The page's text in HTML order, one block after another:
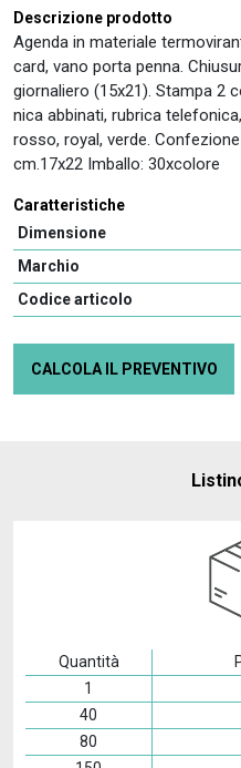
Descrizione prodotto
Agenda in materiale
card, vano porta penna.
giornaliero (15x21). Stampa 2
nica abbinati, rubrica
rosso, royal, verde.
cm.17x22 Imballo: 30xcolore
Caratteristiche
Dimensione
Marchio
Codice articolo
CALCOLA IL PREVENTIVO
Quantità
1
40
80